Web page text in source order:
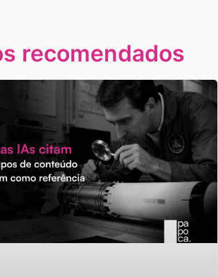
recomendados